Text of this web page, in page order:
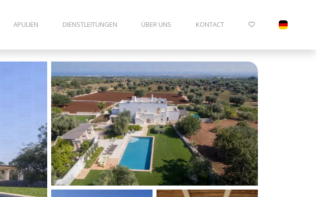
APULIEN DIENSTLEITUNGEN ÜBER UNS KONTACT